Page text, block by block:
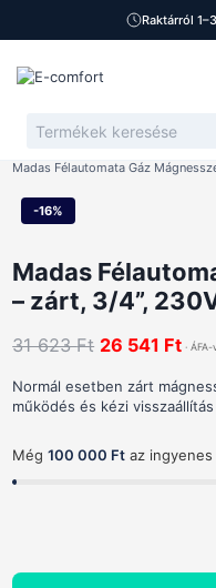
Raktárról
content
Keresés
következőre:
Madas Félautomata Gáz
-16%
Madas
– zárt, 3/4”,
31 623Ft Original
was:
31
26 541 Ft
is:
26
Normál esetben zárt
működés és kézi
Még100 000 Ft az